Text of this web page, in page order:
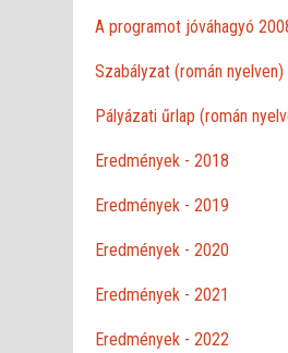
A programot jóváhagyó
Szabályzat (román nyelven)
Pályázati űrlap (román
Eredmények - 2018
Eredmények - 2019
Eredmények - 2020
Eredmények - 2021
Eredmények - 2022